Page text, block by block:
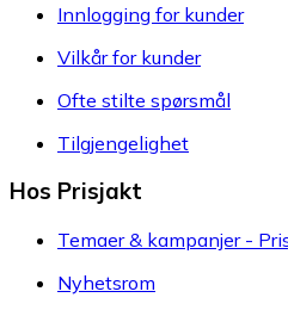
Innlogging for kunder
Vilkår for kunder
Ofte stilte spørsmål
Tilgjengelighet
Hos Prisjakt
Temaer & kampanjer -
Nyhetsrom